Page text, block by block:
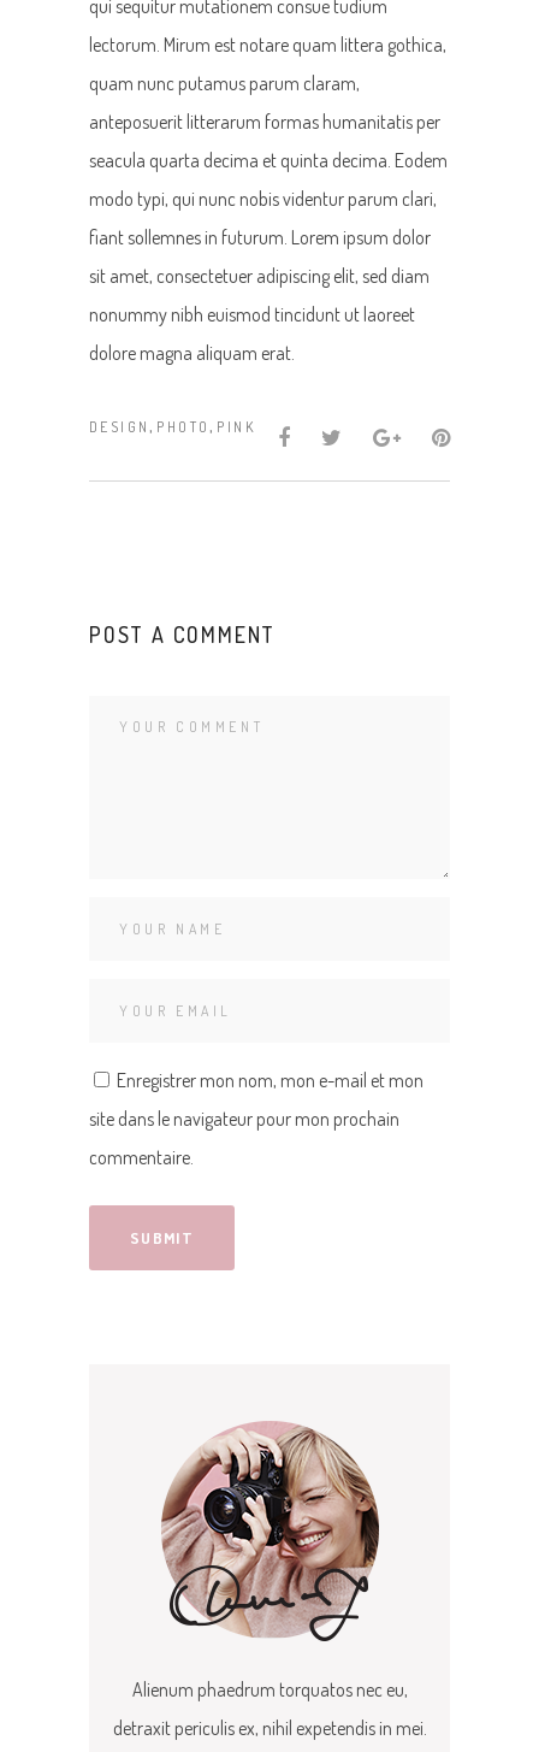
qui sequitur mutationem consue tudium
lectorum. Mirum est notare quam littera gothica,
quam nunc putamus parum claram,
anteposuerit litterarum formas humanitatis per
seacula quarta decima et quinta decima. Eodem
modo typi, qui nunc nobis videntur parum clari,
fiant sollemnes in futurum. Lorem ipsum dolor
sit amet, consectetuer adipiscing elit, sed diam
nonummy nibh euismod tincidunt ut laoreet
dolore magna aliquam erat.
DESIGN, PHOTO, PINK
POST A COMMENT
Enregistrer mon nom, mon e-mail et mon
site dans le navigateur pour mon prochain
commentaire.
Alienum phaedrum torquatos nec eu,
detraxit periculis ex, nihil expetendis in mei.